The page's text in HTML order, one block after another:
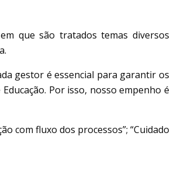
que são tratados temas diversos
gestor é essencial para garantir os
Por isso, nosso empenho é
com fluxo dos processos”; “Cuidado